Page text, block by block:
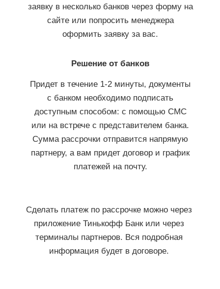
Решение от банков
заявку в несколько банков через форму на
сайте или попросить менеджера
оформить заявку за вас.
Придет в течение 1-2 минуты, документы
с банком необходимо подписать
доступным способом: с помощью СМС
или на встрече с представителем банка.
Сумма рассрочки отправится напрямую
партнеру, а вам придет договор и график
платежей на почту.
Сделать платеж по рассрочке можно через
приложение Тинькофф Банк или через
терминалы партнеров. Вся подробная
информация будет в договоре.